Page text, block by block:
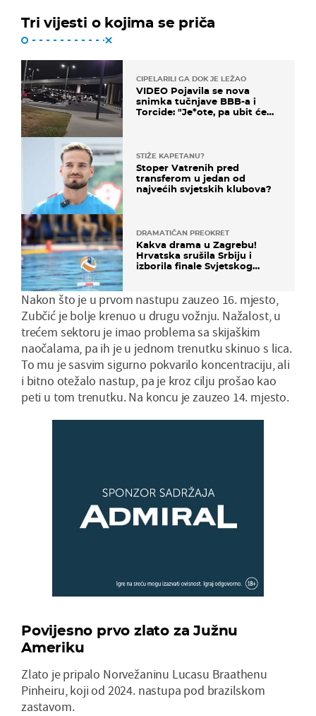
Tri vijesti o kojima se priča
CIPELARILI GA DOK JE LEŽAO
VIDEO Pojavila se nova
snimka tučnjave BBB-a i
Torcide: "Je*ote, pa ubit će
STIŽE KAPETANU?
Stoper Vatrenih pred
transferom u jedan od
najvećih svjetskih klubova?
DRAMATIČAN PREOKRET
Kakva drama u Zagrebu!
Hrvatska srušila Srbiju i
izborila finale Svjetskog
Nakon što je u prvom nastupu zauzeo 16. mjesto,
Zubčić je bolje krenuo u drugu vožnju. Nažalost, u
trećem sektoru je imao problema sa skijaškim
naočalama, pa ih je u jednom trenutku skinuo s lica.
To mu je sasvim sigurno pokvarilo koncentraciju, ali
i bitno otežalo nastup, pa je kroz cilju prošao kao
peti u tom trenutku. Na koncu je zauzeo 14. mjesto.
Povijesno prvo zlato za Južnu
Ameriku
Zlato je pripalo Norvežaninu Lucasu Braathenu
Pinheiru, koji od 2024. nastupa pod brazilskom
zastavom.